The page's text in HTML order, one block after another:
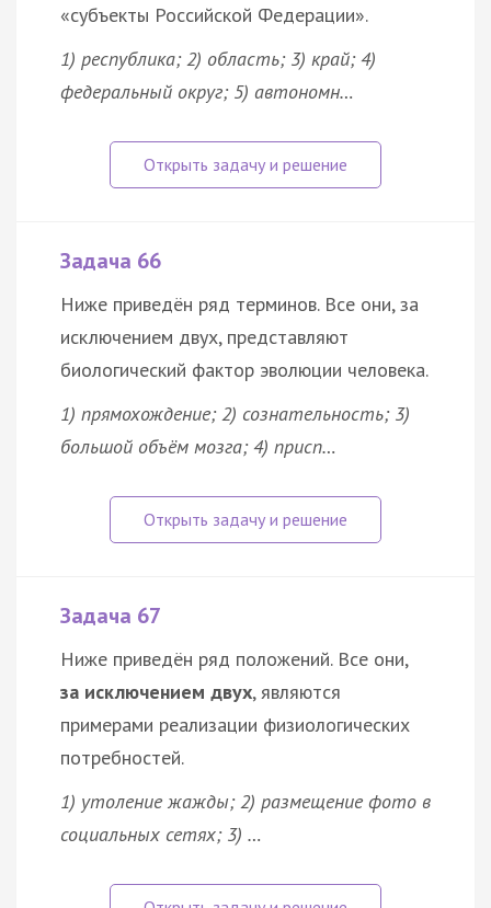
«субъекты Российской Федерации».
1) республика; 2) область; 3) край; 4)
федеральный округ; 5) автономн…
Задача 66
Ниже приведён ряд терминов. Все они, за
исключением двух, представляют
биологический фактор эволюции человека.
1) прямохождение; 2) сознательность; 3)
большой объём мозга; 4) присп…
Задача 67
Ниже приведён ряд положений. Все они,
за исключением двух, являются
примерами реализации физиологических
потребностей.
1) утоление жажды; 2) размещение фото в
социальных сетях; 3) …